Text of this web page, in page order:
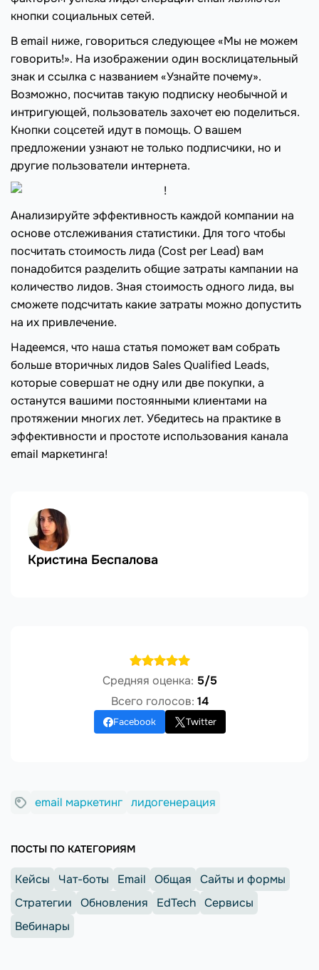
кнопки социальных сетей.
В email ниже, говориться следующее «Мы не можем
говорить!». На изображении один восклицательный
знак и ссылка с названием «Узнайте почему».
Возможно, посчитав такую подписку необычной и
интригующей, пользователь захочет ею поделиться.
Кнопки соцсетей идут в помощь. О вашем
предложении узнают не только подписчики, но и
другие пользователи интернета.
Анализируйте эффективность каждой компании на
основе отслеживания статистики. Для того чтобы
посчитать стоимость лида (Cost per Lead) вам
понадобится разделить общие затраты кампании на
количество лидов. Зная стоимость одного лида, вы
сможете подсчитать какие затраты можно допустить
на их привлечение.
Надеемся, что наша статья поможет вам собрать
больше вторичных лидов Sales Qualified Leads,
которые совершат не одну или две покупки, а
останутся вашими постоянными клиентами на
протяжении многих лет. Убедитесь на практике в
эффективности и простоте использования канала
email маркетинга!
Кристина Беспалова
Средняя оценка: 5/5
Всего голосов: 14
Facebook Twitter
email маркетинг лидогенерация
ПОСТЫ ПО КАТЕГОРИЯМ
Кейсы Чат-боты Email Общая
Сайты и формы
Стратегии
Обновления EdTech Сервисы
Вебинары